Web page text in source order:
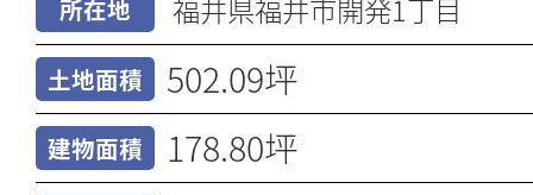
所在地 福井県福井市開発1丁目
土地面積 502.09坪
建物面積 178.80坪